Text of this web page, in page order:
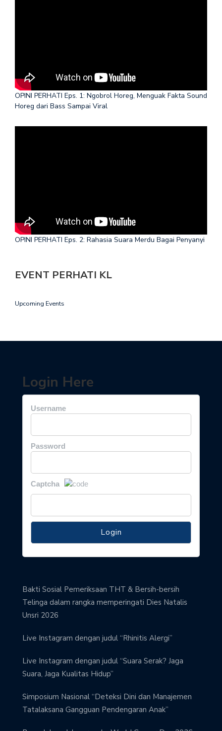
OPINI PERHATI Eps. 1: Ngobrol Horeg, Menguak Fakta Sound
Horeg dari Bass Sampai Viral
OPINI PERHATI Eps. 2: Rahasia Suara Merdu Bagai Penyanyi
EVENT PERHATI KL
Upcoming Events
Login Here
Username
Password
Captcha
Bakti Sosial Pemeriksaan THT & Bersih-bersih
Telinga dalam rangka memperingati Dies Natalis
Unsri 2026
Live Instagram dengan judul “Rhinitis Alergi”
Live Instagram dengan judul “Suara Serak? Jaga
Suara, Jaga Kualitas Hidup”
Simposium Nasional “Deteksi Dini dan Manajemen
Tatalaksana Gangguan Pendengaran Anak”